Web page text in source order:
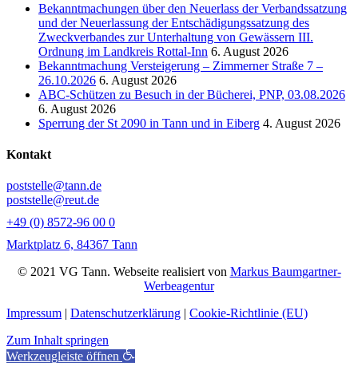
Bekanntmachungen über den Neuerlass der Verbandssatzung
und der Neuerlassung der Entschädigungssatzung des
Zweckverbandes zur Unterhaltung von Gewässern III.
Ordnung im Landkreis Rottal-Inn 6. August 2026
Bekanntmachung Versteigerung – Zimmerner Straße 7 –
26.10.2026 6. August 2026
ABC-Schützen zu Besuch in der Bücherei, PNP, 03.08.2026
6. August 2026
Sperrung der St 2090 in Tann und in Eiberg 4. August 2026
Kontakt
poststelle@tann.de
poststelle@reut.de
+49 (0) 8572-96 00 0
Marktplatz 6, 84367 Tann
© 2021 VG Tann. Webseite realisiert von Markus Baumgartner-
Werbeagentur
Impressum | Datenschutzerklärung | Cookie-Richtlinie (EU)
Zum Inhalt springen
Werkzeugleiste öffnen